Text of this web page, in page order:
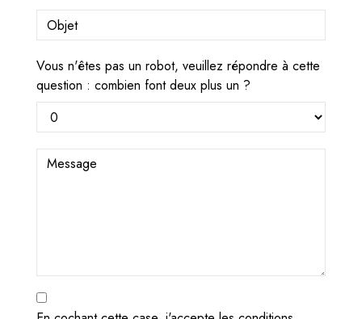
Vous n'êtes pas un robot, veuillez répondre à cette
question : combien font deux plus un ?